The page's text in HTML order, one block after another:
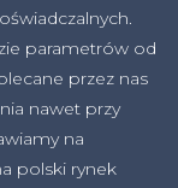
parametrów od
przez nas
nawet przy
na
polski rynek